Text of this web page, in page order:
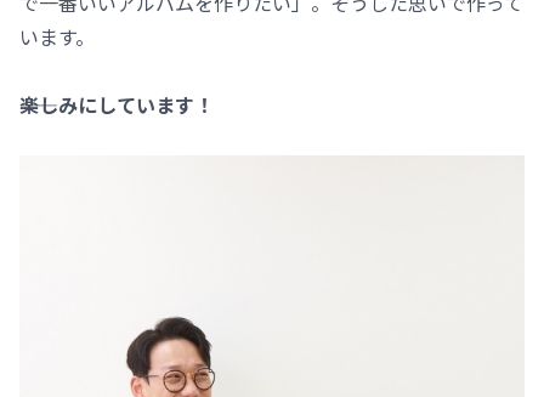
います。
――楽しみにしています！